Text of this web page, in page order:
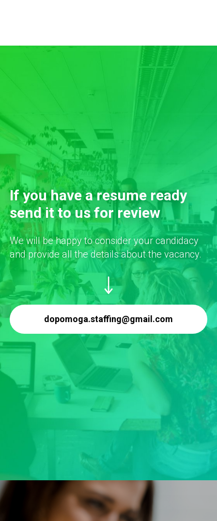
If you have a resume ready
send it to us for review
We will be happy to consider your candidacy
and provide all the details about the vacancy.
dopomoga.staffing@gmail.com